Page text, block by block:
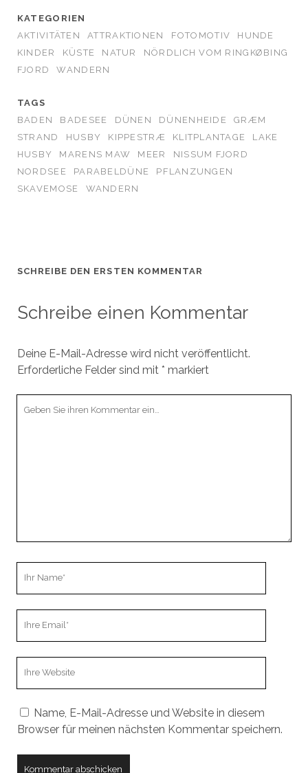
KATEGORIEN
AKTIVITÄTEN
ATTRAKTIONEN FOTOMOTIV
HUNDE
KINDER
KÜSTE NATUR
NÖRDLICH VOM RINGKØBING
FJORD
WANDERN
TAGS
BADEN
BADESEE DÜNEN DÜNENHEIDE
GRÆM
STRAND
HUSBY KIPPESTRÆ KLITPLANTAGE
LAKE
HUSBY
MARENS MAW MEER
NISSUM FJORD
NORDSEE
PARABELDÜNE
PFLANZUNGEN
SKAVEMOSE
WANDERN
SCHREIBE DEN ERSTEN KOMMENTAR
Schreibe einen Kommentar
Deine E-Mail-Adresse wird nicht veröffentlicht.
Erforderliche Felder sind mit * markiert
Name, E-Mail-Adresse und Website in diesem
Browser für meinen nächsten Kommentar speichern.